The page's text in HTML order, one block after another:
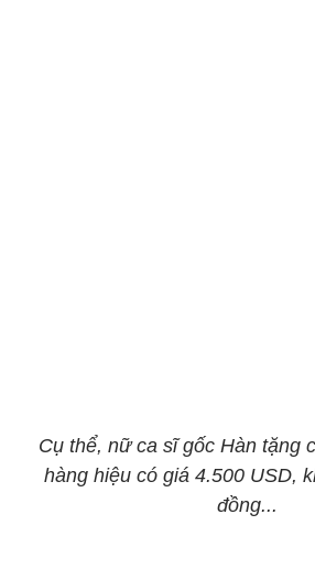
Cụ thể, nữ ca sĩ gốc Hàn tặng
hàng hiệu có giá 4.500 USD,
đồng...